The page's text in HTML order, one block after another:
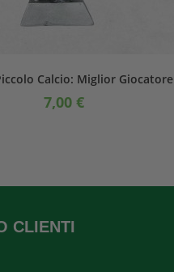
Calcio: Miglior Giocatore
7,00 €
CLIENTI